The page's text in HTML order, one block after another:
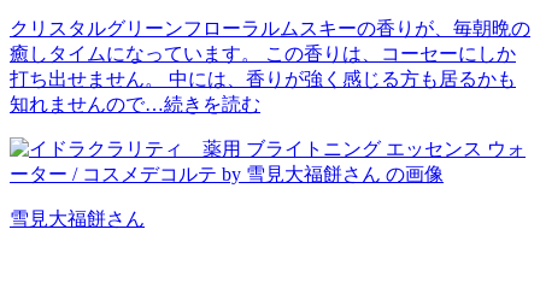
クリスタルグリーンフローラルムスキーの香りが、毎朝晩の
癒しタイムになっています。 この香りは、コーセーにしか
打ち出せません。 中には、香りが強く感じる方も居るかも
知れませんので…続きを読む
雪見大福餅さん